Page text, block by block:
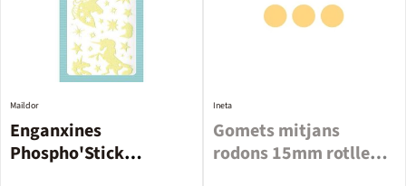
Enganxines
Phospho'Stick
Maildor
Gomets mitjans
rodons 15mm rotlle
Ineta